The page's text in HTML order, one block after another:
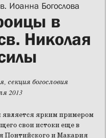
Иоанна Богослова
в
Николая
секция богословия
2013
ярким примером
свои истоки еще в
Понтийского и Макария